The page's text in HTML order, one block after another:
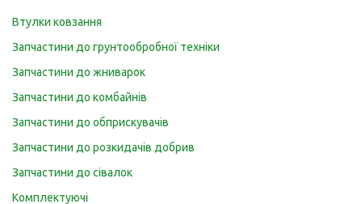
Втулки ковзання
Запчастини до грунтообробної техніки
Запчастини до жниварок
Запчастини до комбайнів
Запчастини до обприскувачів
Запчастини до розкидачів добрив
Запчастини до сівалок
Комплектуючі